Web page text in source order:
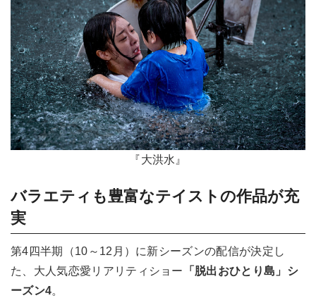
『大洪水』
バラエティも豊富なテイストの作品が充
実
第4四半期（10～12月）に新シーズンの配信が決定し
た、大人気恋愛リアリティショー
「脱出おひとり島」シ
ーズン4。